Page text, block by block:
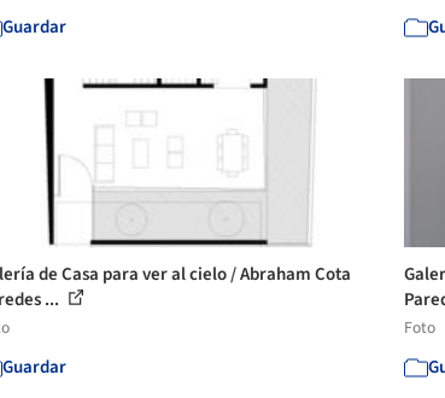
Guardar
de Casa para ver al cielo / Abraham Cota
...
Guardar
Foto